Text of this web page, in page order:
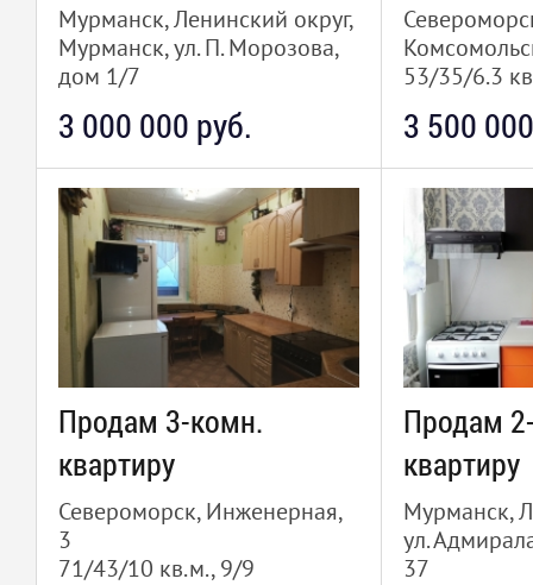
Мурманск, Ленинский округ,
Мурманск, ул. П. Морозова,
дом 1/7
43/27/6 кв.м., 3/5
3 000 000 руб.
53/35/6.3
3 500
Продам 3-комн.
квартиру
Североморск, Инженерная,
3
71/43/10 кв.м., 9/9
Продам
квартиру
Мурманск,
ул.
37